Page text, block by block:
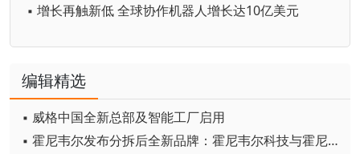
▪ 增长再触新低 全球协作机器人增长达10亿美元
编辑精选
▪ 威格中国全新总部及智能工厂启用
▪ 霍尼韦尔发布分拆后全新品牌：霍尼韦尔科技与霍尼韦尔航空航天